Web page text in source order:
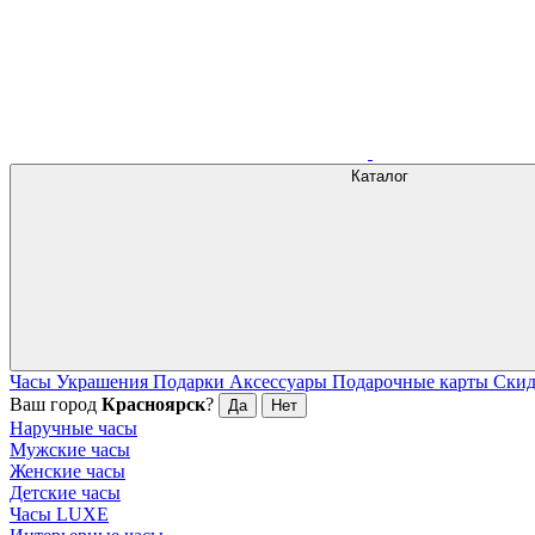
Каталог
Часы Украшения Подарки Аксессуары Подарочные карты
Ваш город Красноярск? Да Нет
Наручные часы
Мужские часы
Женские часы
Детские часы
Часы LUXE